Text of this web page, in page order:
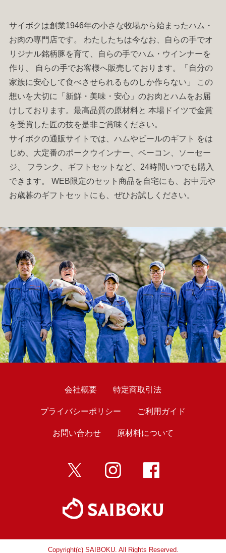
サイボクは創業1946年の小さな牧場から始まったハム ・
お肉の専門店です。 わたしたちは今なお、自らの手でオ
リジナル銘柄豚を育て、自らの手でハム ・ ウインナーを
作り、 自らの手でお客様へ販売しております。「自分の
家族に安心して食べさせられるものしか作らない」 この
想いを大切に「新鮮・美味・安心」のお肉とハム をお届
けしております。最高品質の原材料と 本場ドイツで金賞
を受賞した匠の技を是非ご賞味ください。
サイボクの通販サイトでは、 ハムやビールのギフト をは
じめ、大定番のポークウインナー ベーコン
ソーセー
ジ
フランク ギフトセット など、24時間いつでも購入
できます。 WEB限定のセット商品を自宅にも、お中元や
お歳暮のギフトセット にも、ぜひお試しください。
会社概要 特定商取引法
プライバシーポリシー ご利用ガイド
お問い合わせ 原材料について
twitter インスタ
Copyright(c) SAIBOKU. All Rights Reserved.